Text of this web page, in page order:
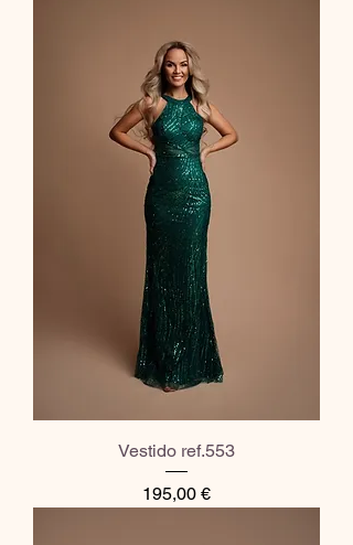
Vestido ref.553
Preço
195,00 €